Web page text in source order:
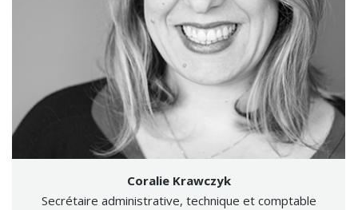
Coralie Krawczyk
Secrétaire administrative, technique et comptable